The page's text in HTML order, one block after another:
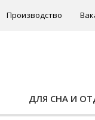
Производство
ДЛЯ СНА И